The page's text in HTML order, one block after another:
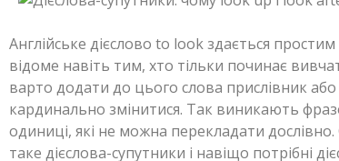
Англійське дієслово to look здається
відоме навіть тим, хто тільки починає
варто додати до цього слова прислівник
кардинально змінитися. Так виникають
одиниці, які не можна перекладати
таке дієслова-супутники і навіщо потрібні